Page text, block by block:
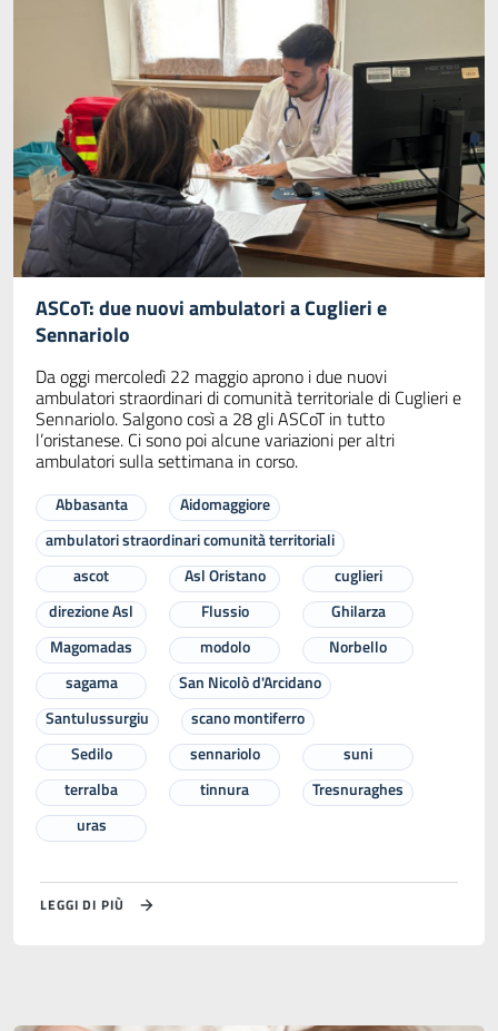
ASCoT: due nuovi ambulatori a Cuglieri e
Sennariolo
Da oggi mercoledì 22 maggio aprono i due nuovi
ambulatori straordinari di comunità territoriale di Cuglieri e
Sennariolo. Salgono così a 28 gli ASCoT in tutto
l’oristanese. Ci sono poi alcune variazioni per altri
ambulatori sulla settimana in corso.
Abbasanta
Aidomaggiore
ambulatori straordinari comunità territoriali
ascot
Asl Oristano
cuglieri
direzione Asl
Flussio
Ghilarza
Magomadas
modolo
Norbello
sagama
San Nicolò d'Arcidano
Santulussurgiu
scano montiferro
Sedilo
sennariolo
suni
terralba
tinnura
Tresnuraghes
uras
LEGGI DI PIÙ